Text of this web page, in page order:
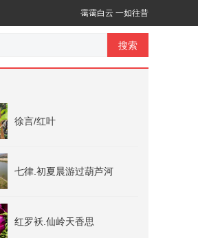
霭霭白云 一如往昔
搜索
徐言/红叶
七律.初夏晨游过葫芦河
红罗袄.仙岭天香思